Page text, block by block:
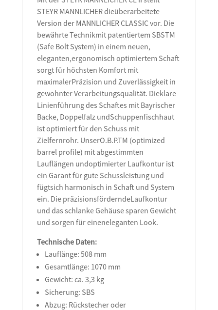
STEYR MANNLICHER dieüberarbeitete
Version der MANNLICHER CLASSIC vor. Die
bewährte Technikmit patentiertem SBSTM
(Safe Bolt System) in einem neuen,
eleganten,ergonomisch optimiertem Schaft
sorgt für höchsten Komfort mit
maximalerPräzision und Zuverlässigkeit in
gewohnter Verarbeitungsqualität. Dieklare
Linienführung des Schaftes mit Bayrischer
Backe, Doppelfalz undSchuppenfischhaut
ist optimiert für den Schuss mit
Zielfernrohr. UnserO.B.P.TM (optimized
barrel profile) mit abgestimmten
Lauflängen undoptimierter Laufkontur ist
ein Garant für gute Schussleistung und
fügtsich harmonisch in Schaft und System
ein. Die präzisionsförderndeLaufkontur
und das schlanke Gehäuse sparen Gewicht
und sorgen für eineneleganten Look.
Technische Daten:
Lauflänge: 508 mm
Gesamtlänge: 1070 mm
Gewicht: ca. 3,3 kg
Sicherung: SBS
Abzug: Rückstecher oder